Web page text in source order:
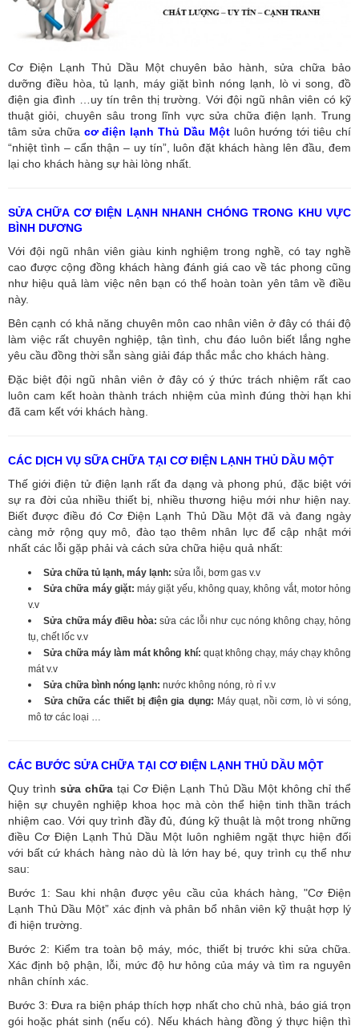
Cơ Điện Lạnh Thủ Dầu Một chuyên bảo hành, sửa chữa bảo
dưỡng điều hòa, tủ lạnh, máy giặt bình nóng lạnh, lò vi song, đồ
điện gia đình …uy tín trên thị trường. Với đội ngũ nhân viên có kỹ
thuật giỏi, chuyên sâu trong lĩnh vực sửa chữa điện lạnh. Trung
tâm sửa chữa cơ điện lạnh Thủ Dầu Mộtluôn hướng tới tiêu chí
“nhiệt tình – cẩn thận – uy tín”, luôn đặt khách hàng lên đầu, đem
lại cho khách hàng sự hài lòng nhất.
SỬA CHỮA CƠ ĐIỆN LẠNH NHANH CHÓNG TRONG KHU VỰC
BÌNH DƯƠNG
Với đội ngũ nhân viên giàu kinh nghiệm trong nghề, có tay nghề
cao được cộng đồng khách hàng đánh giá cao về tác phong cũng
như hiệu quả làm việc nên bạn có thể hoàn toàn yên tâm về điều
này.
Bên cạnh có khả năng chuyên môn cao nhân viên ở đây có thái độ
làm việc rất chuyên nghiệp, tận tình, chu đáo luôn biết lắng nghe
yêu cầu đồng thời sẵn sàng giải đáp thắc mắc cho khách hàng.
Đặc biệt đội ngũ nhân viên ở đây có ý thức trách nhiệm rất cao
luôn cam kết hoàn thành trách nhiệm của mình đúng thời hạn khi
đã cam kết với khách hàng.
CÁC DỊCH VỤ SỮA CHỮA TẠI CƠ ĐIỆN LẠNH THỦ DẦU MỘT
Thế giới điện tử điện lạnh rất đa dạng và phong phú, đặc biệt với
sự ra đời của nhiều thiết bị, nhiều thương hiệu mới như hiện nay.
Biết được điều đó Cơ Điện Lạnh Thủ Dầu Một đã và đang ngày
càng mở rộng quy mô, đào tạo thêm nhân lực để cập nhật mới
nhất các lỗi gặp phải và cách sửa chữa hiệu quả nhất:
Sửa chữa tủ lạnh, máy lạnh: sửa lỗi, bơm gas v.v
Sửa chữa máy giặt:máy giặt yếu, không quay, không vắt, motor hỏng
v.v
Sửa chữa máy điều hòa: sửa các lỗi như cục nóng không chạy, hỏng
tụ, chết lốc v.v
Sửa chữa máy làm mát không khí: quạt không chạy, máy chạy không
mát v.v
Sửa chữa bình nóng lạnh: nước không nóng, rò rỉ v.v
Sửa chữa các thiết bị điện gia dụng: Máy quạt, nồi cơm, lò vi sóng,
mô tơ các loại …
CÁC BƯỚC SỬA CHỮA TẠI CƠ ĐIỆN LẠNH THỦ DẦU MỘT
Quy trình sửa chữa tại Cơ Điện Lạnh Thủ Dầu Một không chỉ thể
hiện sự chuyên nghiệp khoa học mà còn thể hiện tinh thần trách
nhiệm cao. Với quy trình đầy đủ, đúng kỹ thuật là một trong những
điều Cơ Điện Lạnh Thủ Dầu Một luôn nghiêm ngặt thực hiện đối
với bất cứ khách hàng nào dù là lớn hay bé, quy trình cụ thể như
sau:
Bước 1: Sau khi nhận được yêu cầu của khách hàng, "Cơ Điện
Lạnh Thủ Dầu Một” xác định và phân bổ nhân viên kỹ thuật hợp lý
đi hiện trường.
Bước 2: Kiểm tra toàn bộ máy, móc, thiết bị trước khi sửa chữa.
Xác định bộ phận, lỗi, mức độ hư hỏng của máy và tìm ra nguyên
nhân chính xác.
Bước 3: Đưa ra biện pháp thích hợp nhất cho chủ nhà, báo giá trọn
gói hoặc phát sinh (nếu có). Nếu khách hàng đồng ý thực hiện thì